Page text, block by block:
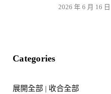
2026 年 6 月 16 日
Categories
展開全部 | 收合全部